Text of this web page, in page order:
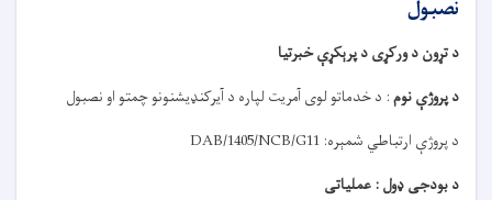
نصبول
د تړون د ورکړی د پرېکړې خبرتیا
د پروژې نوم: د خدماتو لوی آمریت لپاره د آیرکنډیشنونو چمتو او نصبول
د پروژې ارتباطي شمېره: DAB/1405/NCB/G11
د بودجی ډول : عملیاتی